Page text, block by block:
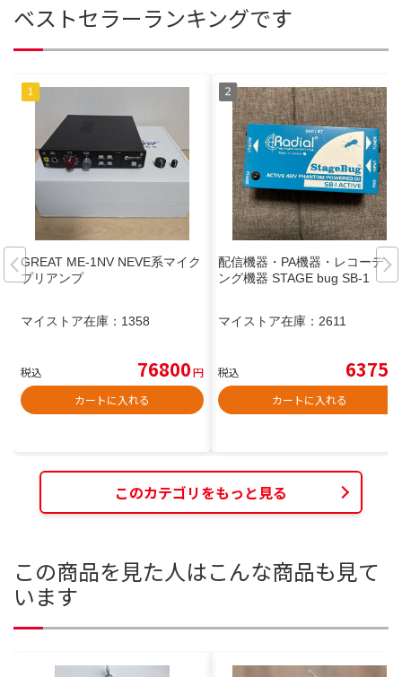
ベストセラーランキングです
GREAT ME-1NV NEVE系マイク
プリアンプ
マイストア在庫： 1358
税込 76800円
カートに入れる
配信機器・PA機器・レコーディ
ング機器 STAGE bug SB-1
マイストア在庫： 2611
税込 6375
カートに入れる
このカテゴリをもっと見る
この商品を見た人はこんな商品も見て
います